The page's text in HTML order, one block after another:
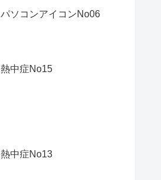
パソコンアイコンNo06
熱中症No15
熱中症No13